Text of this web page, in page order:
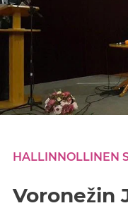
HALLINNOLLINEN
Voronežin